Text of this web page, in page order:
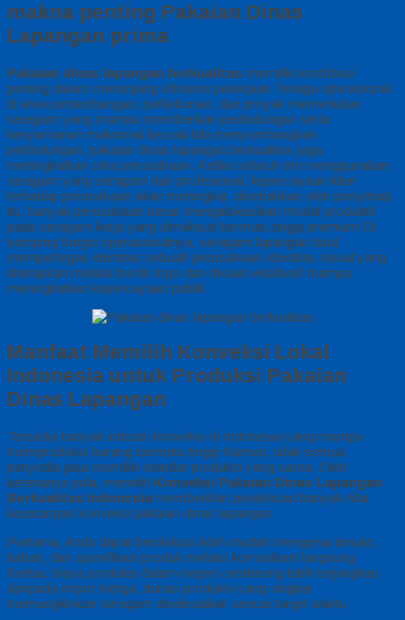
makna penting Pakaian Dinas
Lapangan prima
Pakaian dinas lapangan berkualitas memiliki kontribusi
penting dalam menunjang efisiensi pekerjaan Tenaga operasional
di area pertambangan, perkebunan, dan proyek memerlukan
seragam yang mampu memberikan perlindungan serta
kenyamanan maksimal kecuali bila menyumbangkan
perlindungan, pakaian dinas lapangan berkualitas juga
meningkatkan citra perusahaan. Ketika seluruh tim menggunakan
seragam yang seragam dan profesional, kepercayaan klien
terhadap perusahaan akan meningkat. disebabkan oleh penyebab
itu, banyak perusahaan besar mengalokasikan modal produktif
pada seragam kerja yang dimaksud bermutu tinggi premium Di
samping fungsi operasionalnya, seragam lapangan turut
mempertegas identitas sebuah perusahaan Identitas visual yang
diterapkan melalui bordir logo dan desain eksklusif mampu
meningkatkan kepercayaan publik
Manfaat Memilih Konveksi Lokal
Indonesia untuk Produksi Pakaian
Dinas Lapangan
Tersedia banyak industri konveksi di Indonesia yang mampu
memproduksi barang bermutu tinggi Namun, tidak semua
penyedia jasa memiliki standar produksi yang sama. Oleh
karenanya pula, memilih Konveksi Pakaian Dinas Lapangan
Berkualitas Indonesia memberikan penjelasan banyak nilai
keuntungan konveksi pakaian dinas lapangan
Pertama, Anda dapat berdiskusi lebih mudah mengenai desain,
bahan, dan spesifikasi produk melalui komunikasi langsung
Kedua, biaya produksi dalam negeri cenderung lebih terjangkau
daripada impor Ketiga, durasi produksi yang singkat
memungkinkan seragam diselesaikan sesuai target waktu